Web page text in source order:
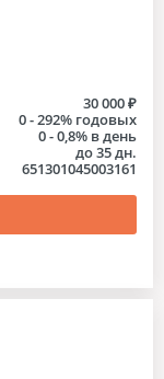
30 000 ₽
0 - 292% годовых
0 - 0,8% в день
до 35 дн.
651301045003161